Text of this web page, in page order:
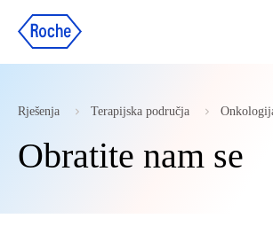
Rješenja Terapijska područja
Obratite nam se